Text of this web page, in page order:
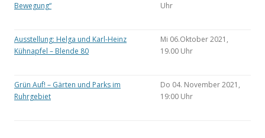
Bewegung“
Uhr
Ausstellung: Helga und Karl-Heinz
Kühnapfel – Blende 80
Mi 06.Oktober 2021,
19.00 Uhr
Grün Auf! – Gärten und Parks im
Ruhrgebiet
Do 04. November 2021,
19:00 Uhr